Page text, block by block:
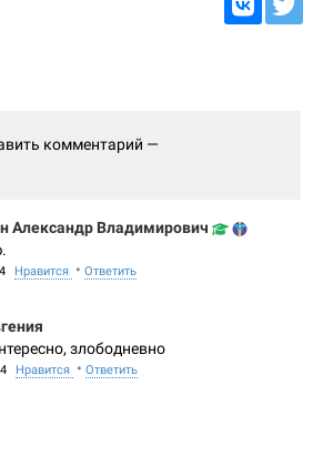
комментарий —
Александр Владимирович
Нравится • Ответить
злободневно
Нравится • Ответить